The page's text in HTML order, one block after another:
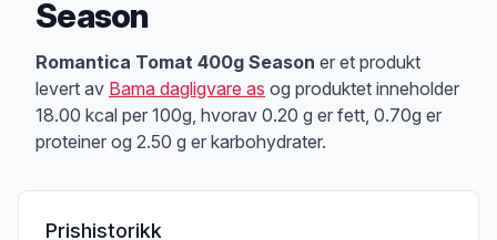
Season
Produktbeskrivelse
Romantica Tomat 400g Season er et produkt
levert av Bama dagligvare as og produktet inneholder
18.00 kcal per 100g, hvorav 0.20 g er fett, 0.70g er
proteiner og 2.50 g er karbohydrater.
Prishistorikk